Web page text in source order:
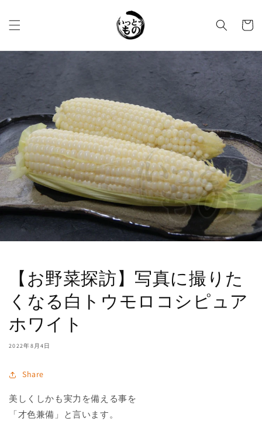
進む
ー
【お野菜探訪】写真に撮りた
くなる白トウモロコシピュア
ホワイト
2022年8月4日
Share
美しくしかも実力を備える事を
「才色兼備」と言います。